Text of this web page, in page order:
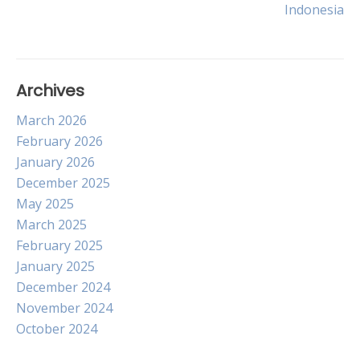
Indonesia
Archives
March 2026
February 2026
January 2026
December 2025
May 2025
March 2025
February 2025
January 2025
December 2024
November 2024
October 2024